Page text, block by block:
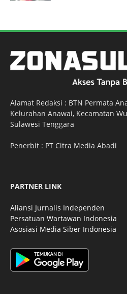
Alamat Redaksi : BTN Permata
Kelurahan Anawai, Kecamatan
Sulawesi Tenggara
Penerbit : PT Citra Media Abadi
PARTNER LINK
Aliansi Jurnalis Independen
Persatuan Wartawan Indonesia
Asosiasi Media Siber Indonesia